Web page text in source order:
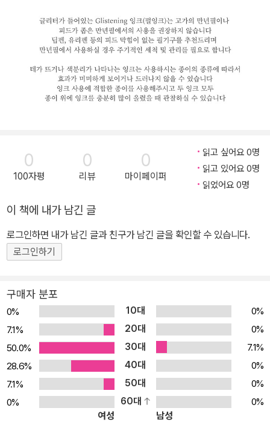
0
100자평
0
리뷰
0
마이페이퍼
읽고 싶어요 0명
읽고 있어요 0명
읽었어요 0명
이 책에 내가 남긴 글
로그인하면 내가 남긴 글과 친구가 남긴 글을 확인할 수 있습니다.
로그인하기
구매자 분포
0% 10대
0%
7.1%
20대
0%
50.0%
30대
7.1%
28.6%
40대
0%
7.1%
50대
0%
0%
60대
0%
여성
남성